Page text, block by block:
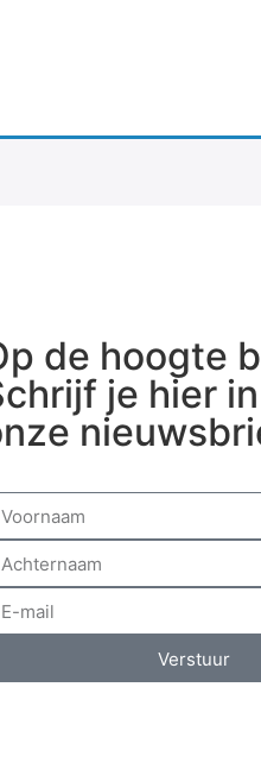
de hoogte
je hier
Verstuur